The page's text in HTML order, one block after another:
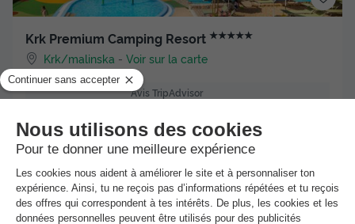
Krk Premium Camping Resort ★★★★★
Krk/malinska -Voir sur la carte
Avis TripAdvisor
Point Wifi gratuit Bord de mer
TENTE TOILE ET BOIS 5 personnes - Krk - Tente Safari
Confort